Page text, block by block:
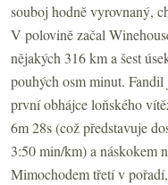
souboj hodně vyrovnaný,
V polovině začal
nějakých 316 km a šest
pouhých osm minut.
první obhájce loňského
6m 28s (což představuje
3:50 min/km) a náskokem
Mimochodem třetí v